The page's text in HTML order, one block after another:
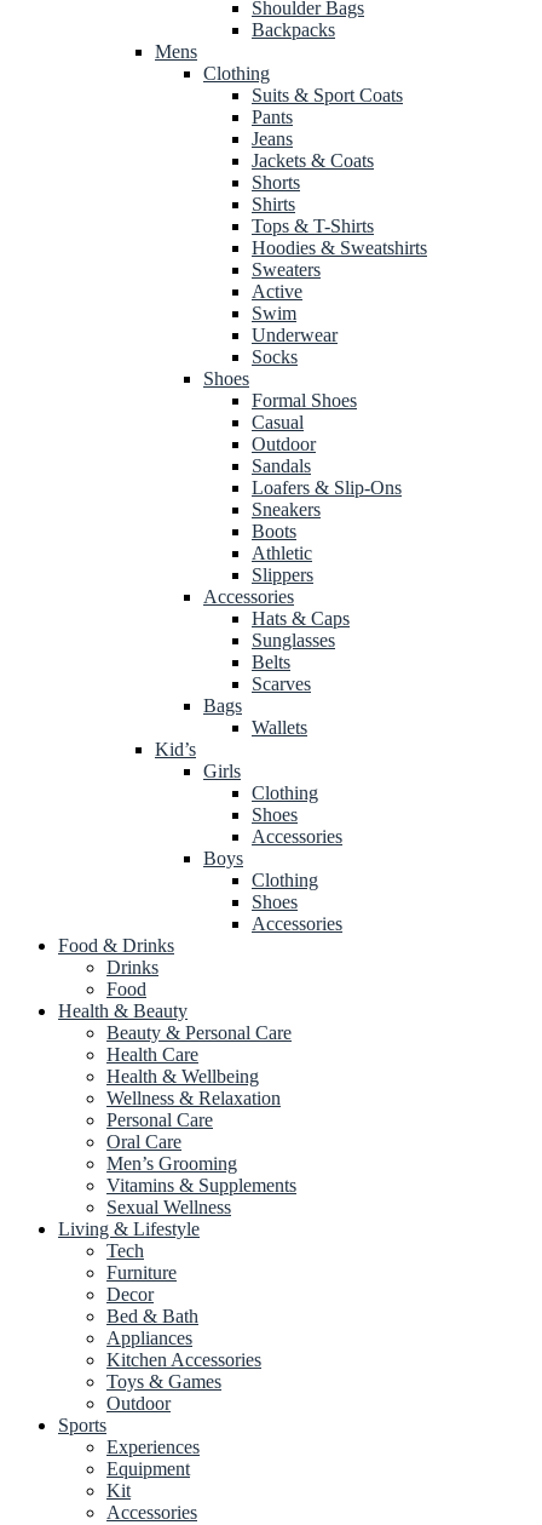
Shoulder Bags
Backpacks
Mens
Clothing
Suits & Sport Coats
Pants
Jeans
Jackets & Coats
Shorts
Shirts
Tops & T-Shirts
Hoodies & Sweatshirts
Sweaters
Active
Swim
Underwear
Socks
Shoes
Formal Shoes
Casual
Outdoor
Sandals
Loafers & Slip-Ons
Sneakers
Boots
Athletic
Slippers
Accessories
Hats & Caps
Sunglasses
Belts
Scarves
Bags
Wallets
Kid’s
Girls
Clothing
Shoes
Accessories
Boys
Clothing
Shoes
Accessories
Food & Drinks
Drinks
Food
Health & Beauty
Beauty & Personal Care
Health Care
Health & Wellbeing
Wellness & Relaxation
Personal Care
Oral Care
Men’s Grooming
Vitamins & Supplements
Sexual Wellness
Living & Lifestyle
Tech
Furniture
Decor
Bed & Bath
Appliances
Kitchen Accessories
Toys & Games
Outdoor
Sports
Experiences
Equipment
Kit
Accessories